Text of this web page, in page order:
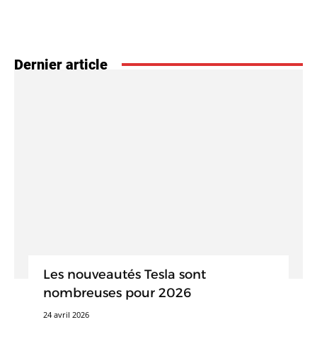
Dernier article
Les nouveautés Tesla sont
nombreuses pour 2026
24 avril 2026